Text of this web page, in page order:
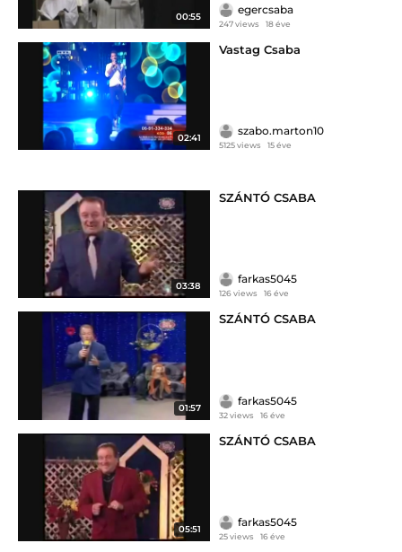
00:55
egercsaba
247 views 18 éve
02:41
Vastag Csaba
szabo.marton10
5125 views 15 éve
03:38
SZÁNTÓ CSABA
farkas5045
126 views 16 éve
01:57
SZÁNTÓ CSABA
farkas5045
32 views 16 éve
05:51
SZÁNTÓ CSABA
farkas5045
25 views 16 éve